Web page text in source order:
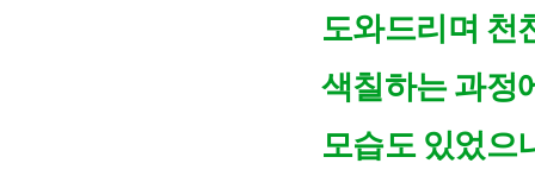
도와드리며 천
색칠하는 과정
모습도 있었으